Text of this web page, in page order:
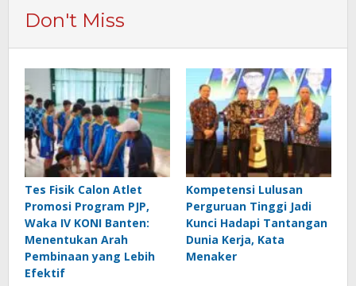
Don't Miss
Tes Fisik Calon Atlet
Promosi Program PJP,
Waka IV KONI Banten:
Menentukan Arah
Pembinaan yang Lebih
Efektif
Kompetensi Lulusan
Perguruan Tinggi Jadi
Kunci Hadapi Tantangan
Dunia Kerja, Kata
Menaker